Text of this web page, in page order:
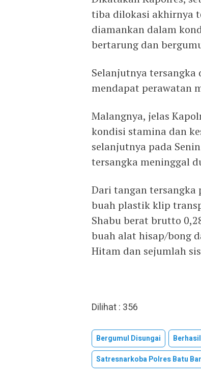
tiba dilokasi akhirnya
diamankan dalam
bertarung dan
Selanjutnya
mendapat perawatan
Malangnya, jelas
kondisi stamina dan
selanjutnya pada
tersangka meninggal
Dari tangan tersangka
buah plastik klip
Shabu berat brutto
buah alat hisap/bong
Hitam dan sejumlah
Dilihat : 356
Bergumul Disungai
Satresnarkoba Polres Batu